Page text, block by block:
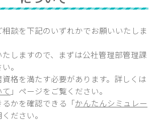
談を下記のいずれかでお願いいたしま
しますので、まずは公社管理部管理課
。
格を満たす必要があります。詳しくは
」ページをご覧ください。
かを確認できる「かんたんシミュレー
ださい。